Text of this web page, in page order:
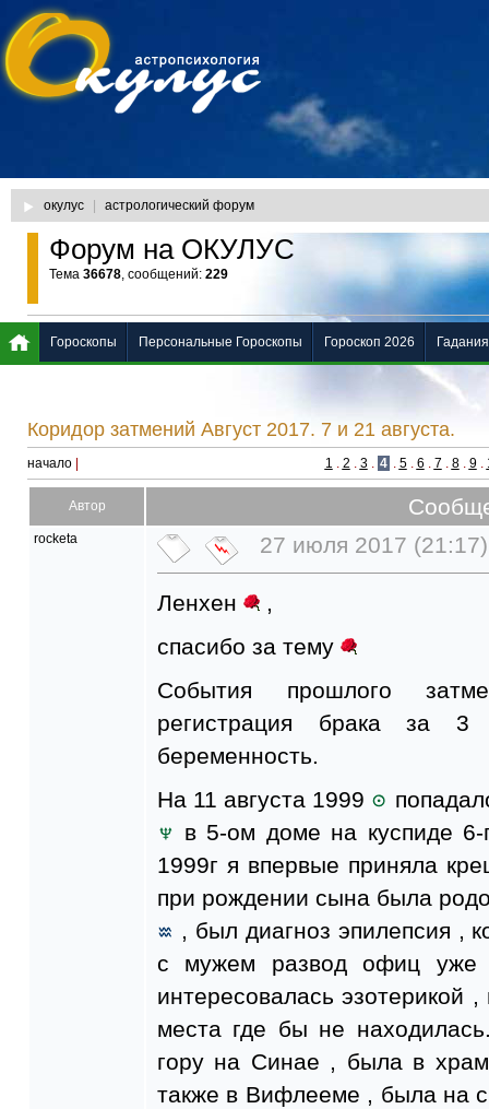
окулус астрологический форум
Форум на ОКУЛУС
Тема 36678, сообщений: 229
Коридор затмений Август 2017. 7 и 21 августа.
начало 1 . 2 . 3 . 4 . 5 . 6 . 7 . 8 . 9 .
Автор
rocketa 27 июля 2017 (21:17)
Ленхен
,
спасибо за тему
События прошлого
регистрация брака за
беременность.
На 11 августа 1999
в 5-ом доме на куспиде
1999г я впервые приняла
при рождении сына была
, был диагноз эпилепсия ,
с мужем развод офиц
интересовалась
места где бы не
гору на Синае , была в
также в Вифлееме , была на
Гороскопы Персональные Гороскопы Гороскоп 2026 Гадания